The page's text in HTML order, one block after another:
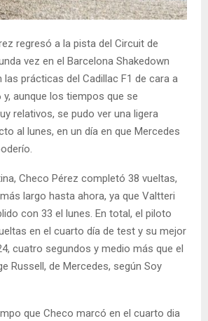
regresó a la pista del Circuit de
vez en el Barcelona Shakedown
prácticas del Cadillac F1 de cara a
aunque los tiempos que se
relativos, se pudo ver una ligera
al lunes, en un día en que Mercedes
Checo Pérez completó 38 vueltas,
largo hasta ahora, ya que Valtteri
con 33 el lunes. En total, el piloto
en el cuarto día de test y su mejor
cuatro segundos y medio más que el
Russell, de Mercedes, según Soy
que Checo marcó en el cuarto dia